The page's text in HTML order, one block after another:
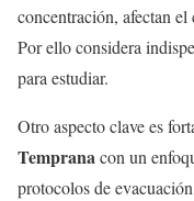
concentración, afectan
Por ello considera
para estudiar.
Otro aspecto clave es
Tempranacon un
protocolos de